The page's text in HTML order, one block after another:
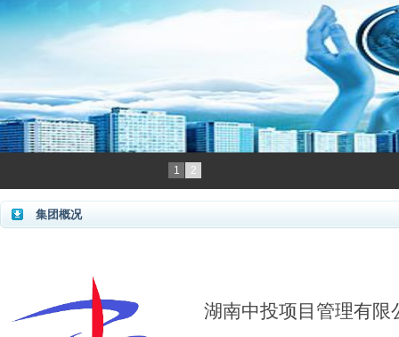
1 2
集团概况
湖南中投项目管理有